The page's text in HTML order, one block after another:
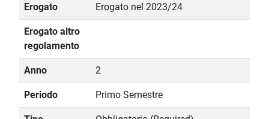
Erogato Erogato nel 2023/24
Erogato altro
regolamento
Anno 2
Periodo Primo Semestre